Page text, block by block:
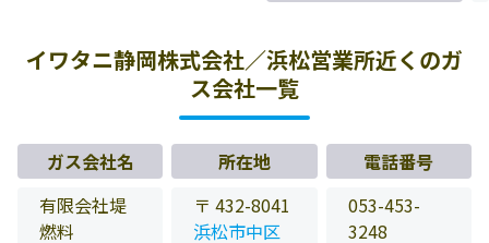
イワタニ静岡株式会社／浜松営業所近くのガ
ス会社一覧
ガス会社名 所在地
電話番号
有限会社堤
燃料
〒 432-8041
浜松市中区
053-453-
3248